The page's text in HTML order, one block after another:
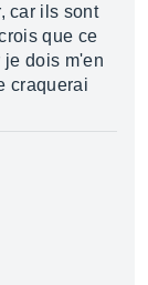
car ils sont
que ce
je dois m'en
craquerai